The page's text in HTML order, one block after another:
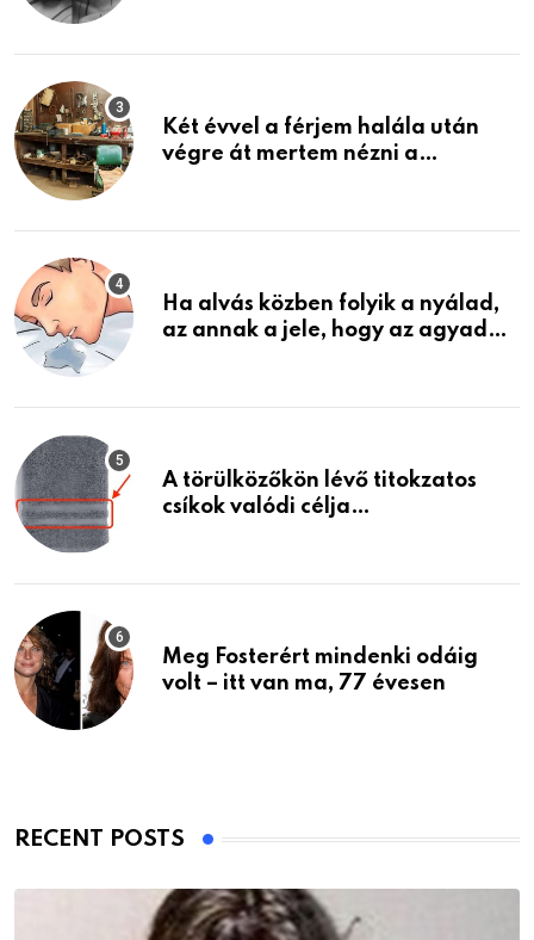
Két évvel a férjem halála után
végre át mertem nézni a
életemet
Ha alvás közben folyik a nyálad,
az annak a jele, hogy az agyad…
A törülközőkön lévő titokzatos
csíkok valódi célja…
Meg Fosterért mindenki odáig
volt – itt van ma, 77 évesen
RECENT POSTS